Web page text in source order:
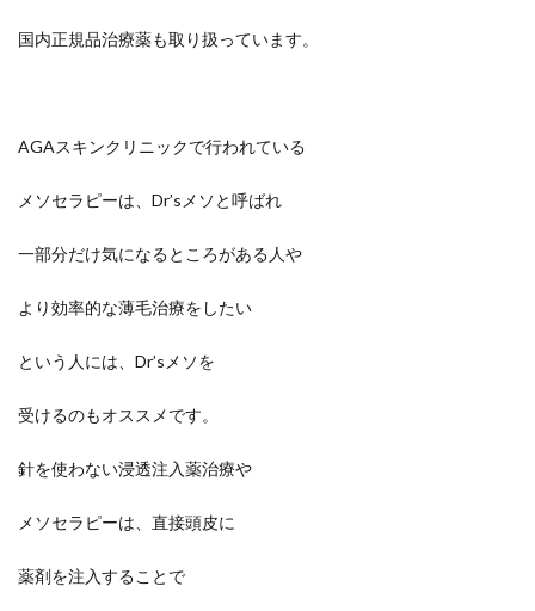
国内正規品治療薬も取り扱っています。
AGAスキンクリニックで行われている
メソセラピーは、Dr’sメソと呼ばれ
一部分だけ気になるところがある人や
より効率的な薄毛治療をしたい
という人には、Dr’sメソを
受けるのもオススメです。
針を使わない浸透注入薬治療や
メソセラピーは、直接頭皮に
薬剤を注入することで